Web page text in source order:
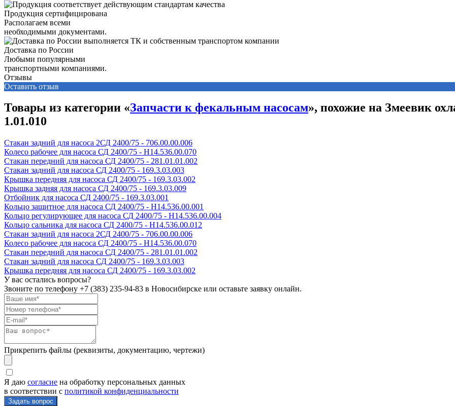
Продукция сертифицирована
Располагаем всеми
необходимыми документами.
Доставка по России
Любыми популярными
транспортными компаниями.
Отзывы
Оставить отзыв
Товары из категории «Запчасти к фекальным насосам», похожие на Змеевик
1.01.010
Стакан задний для насоса 2СД 2400/75 - 706.00.00.006
Колесо рабочее для насоса СД 2400/75 - Н14.536.00.070
Стакан передний для насоса СД 2400/75 - 281.01.01.002
Стакан задний для насоса СД 2400/75 - 169.3.03.003
Крышка передняя для насоса СД 2400/75 - 169.3.03.002
Крышка задняя для насоса СД 2400/75 - 169.3.03.009
Отбойник для насоса СД 2400/75 - 169.3.03.001
Кольцо защитное для насоса СД 2400/75 - Н14.536.00.001
Кольцо регулирующее для насоса СД 2400/75 - Н14.536.00.004
Кольцо сальника для насоса СД 2400/75 - Н14.536.00.012
Стакан задний для насоса 2СД 2400/75 - 706.00.00.006
Колесо рабочее для насоса СД 2400/75 - Н14.536.00.070
Стакан передний для насоса СД 2400/75 - 281.01.01.002
Стакан задний для насоса СД 2400/75 - 169.3.03.003
Крышка передняя для насоса СД 2400/75 - 169.3.03.002
У вас остались вопросы?
Звоните по телефону +7 (383) 235-94-83 в Новосибирске или оставьте заявку онлайн.
Прикрепить файлы (реквизиты, документацию, чертежи)
Я даю согласие на обработку персональных данных
в соответствии с политикой конфиденциальности